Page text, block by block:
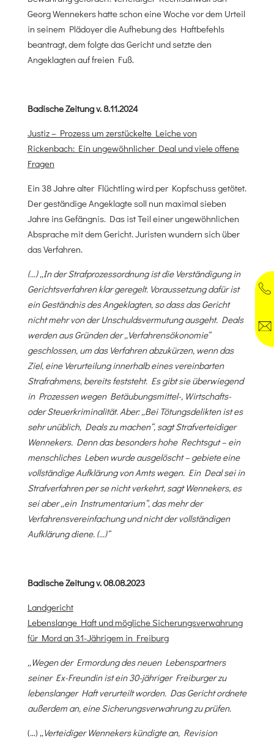
Georg Wennekers hatte schon eine Woche vor dem Urteil
in seinem Plädoyer die Aufhebung des Haftbefehls
beantragt, dem folgte das Gericht und setzte den
Angeklagten auf freien Fuß.
Badische Zeitung v. 8.11.2024
Justiz – Prozess um zerstückelte Leiche von
Rickenbach: Ein ungewöhnlicher Deal und viele offene
Fragen
Ein 38 Jahre alter Flüchtling wird per Kopfschuss getötet.
Der geständige Angeklagte soll nun maximal sieben
Jahre ins Gefängnis. Das ist Teil einer ungewöhnlichen
Absprache mit dem Gericht. Juristen wundern sich über
das Verfahren.
(…) „In der Strafprozessordnung ist die Verständigung in
Gerichtsverfahren klar geregelt. Voraussetzung dafür ist
ein Geständnis des Angeklagten, so dass das Gericht
nicht mehr von der Unschuldsvermutung ausgeht. Deals
werden aus Gründen der „Verfahrensökonomie“
geschlossen, um das Verfahren abzukürzen, wenn das
Ziel, eine Verurteilung innerhalb eines vereinbarten
Strafrahmens, bereits feststeht. Es gibt sie überwiegend
in Prozessen wegen Betäubungsmittel-, Wirtschafts-
oder Steuerkriminalität. Aber: „Bei Tötungsdelikten ist es
sehr unüblich, Deals zu machen“, sagt Strafverteidiger
Wennekers. Denn das besonders hohe Rechtsgut – ein
menschliches Leben wurde ausgelöscht – gebiete eine
vollständige Aufklärung von Amts wegen. Ein Deal sei in
Strafverfahren per se nicht verkehrt, sagt Wennekers, es
sei aber „ein Instrumentarium“, das mehr der
Verfahrensvereinfachung und nicht der vollständigen
Aufklärung diene. (…)“
Badische Zeitung v. 08.08.2023
Landgericht
Lebenslange Haft und mögliche Sicherungsverwahrung
für Mord an 31-Jährigem in Freiburg
„Wegen der Ermordung des neuen Lebenspartners
seiner Ex-Freundin ist ein 30-jähriger Freiburger zu
lebenslanger Haft verurteilt worden. Das Gericht ordnete
außerdem an, eine Sicherungsverwahrung zu prüfen.
(…) „Verteidiger Wennekers kündigte an, Revision